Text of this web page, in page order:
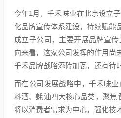
今年1月，千禾味业在北京设立
化品牌宣传体系建设，持续赋能
成立子公司，主要开展品牌宣
向来看，这家公司发挥的作用尚
千禾品牌战略添砖加瓦，还有待
而在公司发展战略中，千禾味业
料酒、蚝油四大核心品类，聚焦‘
将以消费者需求为中心，强化技